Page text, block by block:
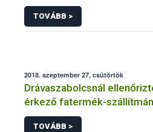
TOVÁBB >
2018. szeptember 27, csütörtök
Drávaszabolcsnál
érkező fatermék-
TOVÁBB >